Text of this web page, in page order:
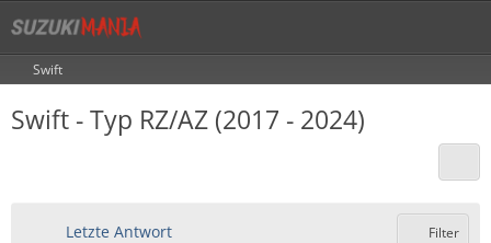
Swift
Swift - Typ RZ/AZ (2017 - 2024)
Letzte Antwort Filter